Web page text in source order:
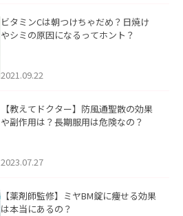
ビタミンCは朝つけちゃだめ？日焼け
やシミの原因になるってホント？
2021.09.22
【教えてドクター】防風通聖散の効果
や副作用は？長期服用は危険なの？
2023.07.27
【薬剤師監修】ミヤBM錠に痩せる効果
は本当にあるの？